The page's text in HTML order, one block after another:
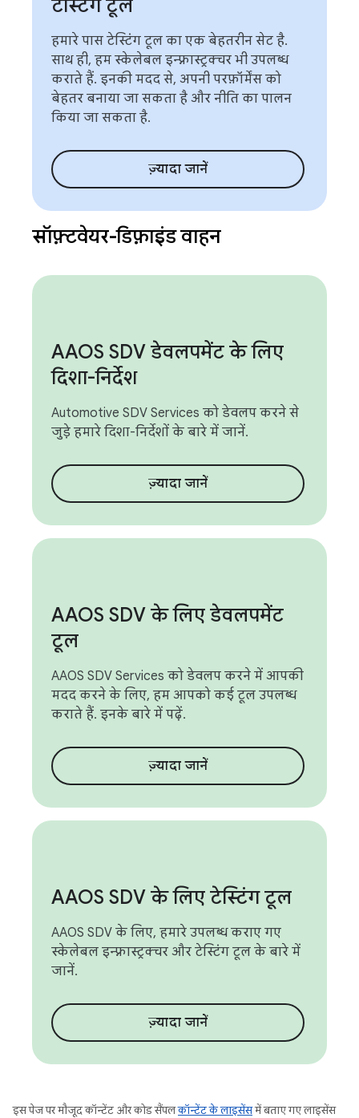
टेस्टिंग टूल
हमारे पास टेस्टिंग टूल का एक बेहतरीन सेट है.
साथ ही, हम स्केलेबल इन्फ़्रास्ट्रक्चर भी उपलब्ध
कराते हैं. इनकी मदद से, अपनी परफ़ॉर्मेंस को
बेहतर बनाया जा सकता है और नीति का पालन
किया जा सकता है.
ज़्यादा जानें
सॉफ़्टवेयर-डिफ़ाइंड वाहन
AAOS SDV डेवलपमेंट के लिए
दिशा-निर्देश
Automotive SDV Services को डेवलप करने से
जुड़े हमारे दिशा-निर्देशों के बारे में जानें.
ज़्यादा जानें
AAOS SDV के लिए डेवलपमेंट
टूल
AAOS SDV Services को डेवलप करने में आपकी
मदद करने के लिए, हम आपको कई टूल उपलब्ध
कराते हैं. इनके बारे में पढ़ें.
ज़्यादा जानें
AAOS SDV के लिए टेस्टिंग टूल
AAOS SDV के लिए, हमारे उपलब्ध कराए गए
स्केलेबल इन्फ़्रास्ट्रक्चर और टेस्टिंग टूल के बारे में
जानें.
ज़्यादा जानें
इस पेज पर मौजूद कॉन्टेंट और कोड सैंपलकॉन्टेंट के लाइसेंसमें बताए गए लाइसेंस